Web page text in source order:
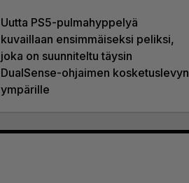
Uutta PS5-pulmahyppelyä
kuvaillaan ensimmäiseksi peliksi,
joka on suunniteltu täysin
DualSense-ohjaimen kosketuslevyn
ympärille